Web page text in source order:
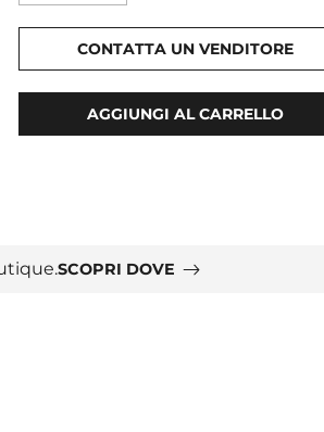
CONTATTA UN VENDITORE
AGGIUNGI AL CARRELLO
SCOPRI DOVE